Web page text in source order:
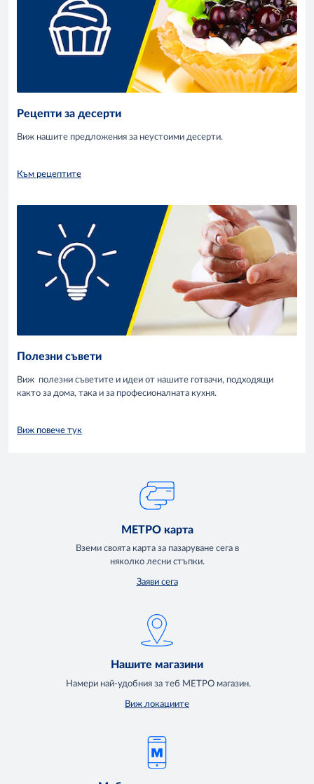
Рецепти за десерти
Виж нашите предложения за неустоими десерти.
Към рецептите
Полезни съвети
Виж полезни съветите и идеи от нашите готвачи, подходящи
както за дома, така и за професионалната кухня.
Виж повече тук
МЕТРО карта
Вземи своята карта за пазаруване сега в
няколко лесни стъпки.
Заяви сега
Нашите магазини
Намери най-удобния за теб МЕТРО магазин.
Виж локациите